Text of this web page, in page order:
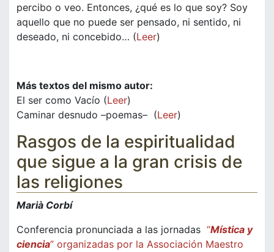
percibo o veo. Entonces, ¿qué es lo que soy? Soy
aquello que no puede ser pensado, ni sentido, ni
deseado, ni concebido… (Leer)
Más textos del mismo autor:
El ser como Vacío (Leer)
Caminar desnudo –poemas– (Leer)
Rasgos de la espiritualidad
que sigue a la gran crisis de
las religiones
Marià Corbí
Conferencia pronunciada a las jornadas “Mística y
ciencia” organizadas por la Associación Maestro